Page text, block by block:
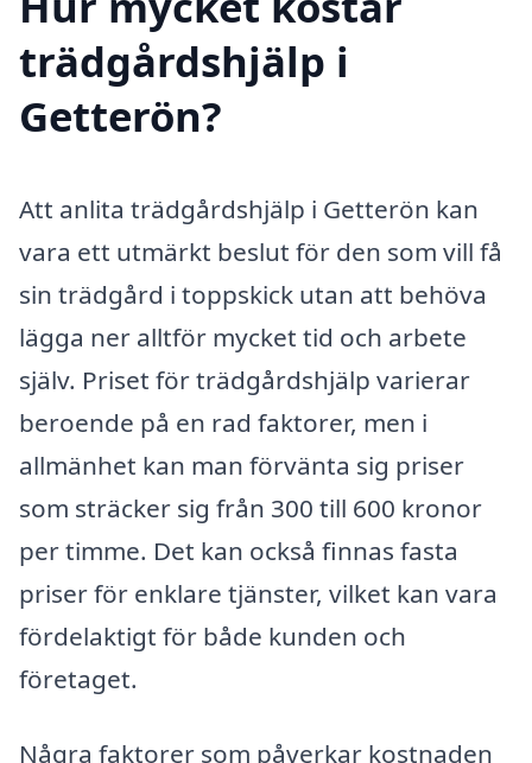
trädgårdshjälp i
Getterön?
Att anlita trädgårdshjälp i Getterön kan
vara ett utmärkt beslut för den som vill få
sin trädgård i toppskick utan att behöva
lägga ner alltför mycket tid och arbete
själv. Priset för trädgårdshjälp varierar
beroende på en rad faktorer, men i
allmänhet kan man förvänta sig priser
som sträcker sig från 300 till 600 kronor
per timme. Det kan också finnas fasta
priser för enklare tjänster, vilket kan vara
fördelaktigt för både kunden och
företaget.
Några faktorer som påverkar kostnaden